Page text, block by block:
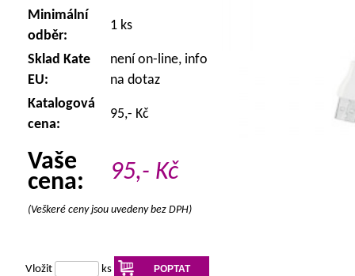
Minimální
odběr:
1 ks
Sklad Kate
EU:
není on-line, info
na dotaz
Katalogová
cena:
95,- Kč
Vaše
cena:
95,- Kč
(Veškeré ceny jsou uvedeny bez DPH)
Vložit ks POPTAT